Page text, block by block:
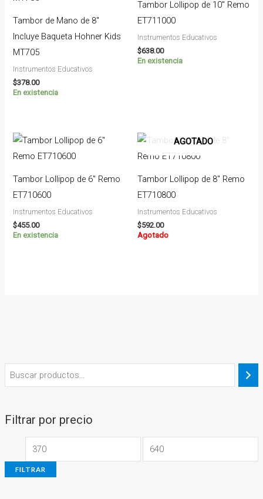
Filtrar por precio
FILTRAR
Tambor de Mano de 8″
Incluye Baqueta Hohner Kids
MT705
Instrumentos Educativos
$378.00
En existencia
Tambor Lollipop de 10″ Remo
ET711000
Instrumentos Educativos
$638.00
En existencia
Tambor Lollipop de 6″ Remo
ET710600
Instrumentos Educativos
$455.00
En existencia
AGOTADO
Tambor Lollipop de 8″ Remo
ET710800
Instrumentos Educativos
$592.00
Agotado